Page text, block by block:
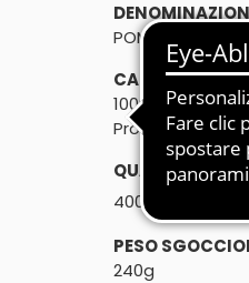
POMODORI NON
100% Italiani
Produzione
QUANTITÀ:
400g
PESO
240g